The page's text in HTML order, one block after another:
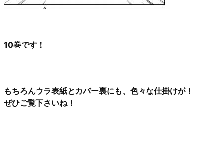
10巻です！
もちろんウラ表紙とカバー裏にも、色々な仕掛けが！
ぜひご覧下さいね！